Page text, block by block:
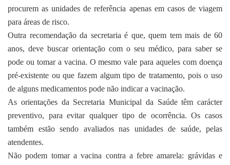
procurem as unidades de referência apenas em casos de viagem
para áreas de risco.
Outra recomendação da secretaria é que, quem tem mais de 60
anos, deve buscar orientação com o seu médico, para saber se
pode ou tomar a vacina. O mesmo vale para aqueles com doença
pré-existente ou que fazem algum tipo de tratamento, pois o uso
de alguns medicamentos pode não indicar a vacinação.
As orientações da Secretaria Municipal da Saúde têm carácter
preventivo, para evitar qualquer tipo de ocorrência. Os casos
também estão sendo avaliados nas unidades de saúde, pelas
atendentes.
Não podem tomar a vacina contra a febre amarela: grávidas e